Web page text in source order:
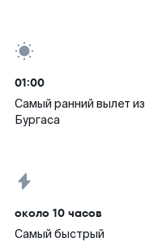
01:00
Самый ранний вылет из
Бургаса
около 10 часов
Самый быстрый